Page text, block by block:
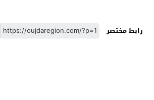
رابط مختصر